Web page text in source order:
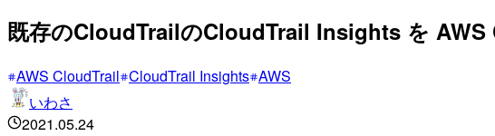
既存のCloudTrailのCloudTrail Insights を AWS
AWS CloudTrail CloudTrail Insights AWS
いわさ
2021.05.24